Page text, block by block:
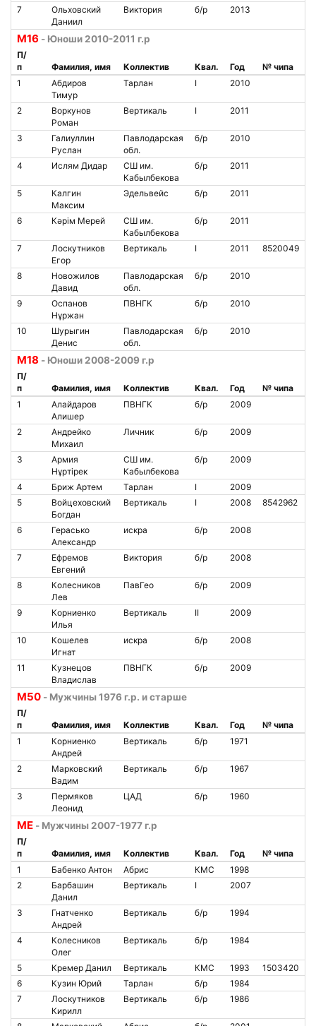
7
Ольховский
Даниил
Виктория б/р 2013
M16 - Юноши 2010-2011 г.р
П/
п
Фамилия, имя Коллектив Квал. Год
№ чипа
1
Абдиров
Тимур
Тарлан I 2010
2
Воркунов
Роман
Вертикаль I 2011
3
Галиуллин
Руслан
Павлодарская
обл.
б/р 2010
4 Ислям Дидар
СШ им.
Кабылбекова
б/р 2011
5
Калгин
Максим
Эдельвейс б/р 2011
6 Кәрiм Мерей
СШ им.
Кабылбекова
б/р 2011
7
Лоскутников
Егор
Вертикаль I 2011 8520049
8
Новожилов
Давид
Павлодарская
обл.
б/р 2010
9
Оспанов
Нұржан
ПВНГК б/р 2010
10
Шурыгин
Денис
Павлодарская
обл.
б/р 2010
M18 - Юноши 2008-2009 г.р
П/
п
Фамилия, имя Коллектив Квал. Год
№ чипа
1
Алайдаров
Алишер
ПВНГК б/р 2009
2
Андрейко
Михаил
Личник б/р 2009
3
Армия
Нұртірек
СШ им.
Кабылбекова
б/р 2009
4 Бриж Артем Тарлан I
2009
5
Войцеховский
Богдан
Вертикаль I 2008 8542962
6
Герасько
Александр
искра б/р 2008
7
Ефремов
Евгений
Виктория б/р 2008
8
Колесников
Лев
ПавГео б/р 2009
9
Корниенко
Илья
Вертикаль II 2009
10
Кошелев
Игнат
искра б/р 2008
11
Кузнецов
Владислав
ПВНГК б/р 2009
M50 - Мужчины 1976 г.р. и старше
П/
п
Фамилия, имя Коллектив Квал. Год
№ чипа
1
Корниенко
Андрей
Вертикаль б/р 1971
2
Марковский
Вадим
Вертикаль б/р 1967
3
Пермяков
Леонид
ЦАД б/р 1960
ME - Мужчины 2007-1977 г.р
П/
п
Фамилия, имя Коллектив Квал. Год
№ чипа
1
Бабенко Антон Абрис КМС
1998
2
Барбашин
Данил
Вертикаль I 2007
3
Гнатченко
Андрей
Вертикаль б/р 1994
4
Колесников
Олег
Вертикаль б/р 1984
5 Кремер Данил Вертикаль КМС 1993
1503420
6
Кузин Юрий Тарлан б/р
1984
7
Лоскутников
Кирилл
Вертикаль б/р 1986